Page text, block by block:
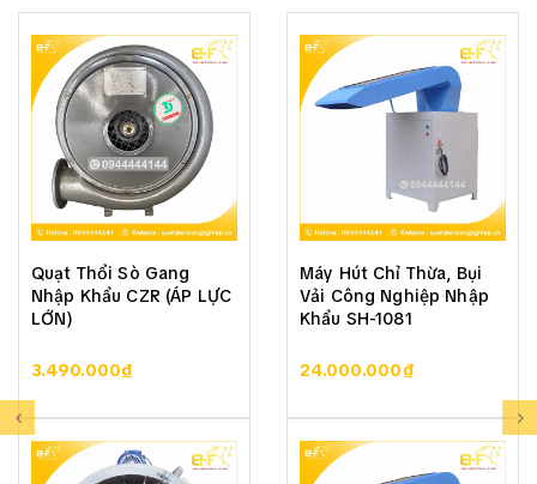
Quạt Thổi Sò Gang
Nhập Khẩu CZR (ÁP LỰC
LỚN)
3.490.000₫
Máy Hút Chỉ Thừa, Bụi
Vải Công Nghiệp Nhập
Khẩu SH-1081
24.000.000₫